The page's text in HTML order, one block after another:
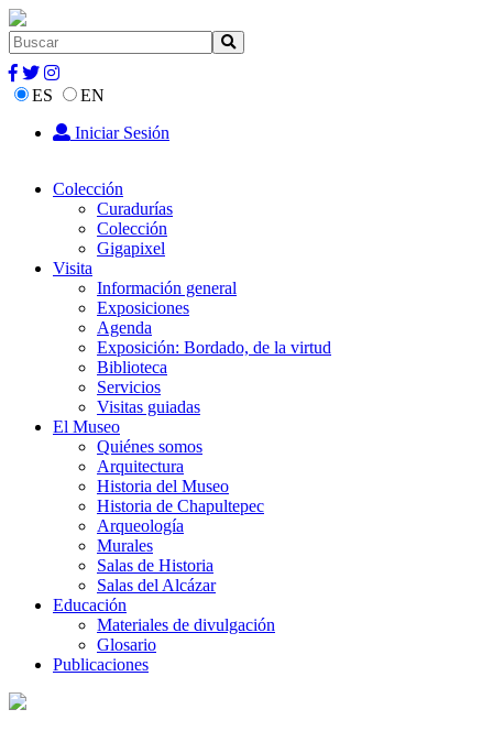
ES
EN
Iniciar Sesión
Colección
Curadurías
Colección
Gigapixel
Visita
Información general
Exposiciones
Agenda
Exposición: Bordado, de la virtud
Biblioteca
Servicios
Visitas guiadas
El Museo
Quiénes somos
Arquitectura
Historia del Museo
Historia de Chapultepec
Arqueología
Murales
Salas de Historia
Salas del Alcázar
Educación
Materiales de divulgación
Glosario
Publicaciones